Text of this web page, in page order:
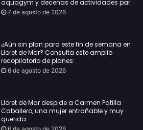
aquagym y decenas de actividades para
todas las edades
7 de agosto de 2026
¿Aún sin plan para este fin de semana en
Lloret de Mar? Consulta este amplio
recopilatorio de planes:
6 de agosto de 2026
Lloret de Mar despide a Carmen Patilla
Caballero, una mujer entrañable y muy
querida